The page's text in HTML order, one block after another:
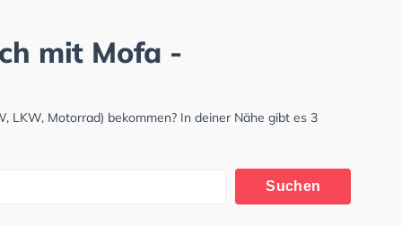
mit Mofa -
LKW, Motorrad) bekommen? In deiner Nähe gibt es 3
Suchen